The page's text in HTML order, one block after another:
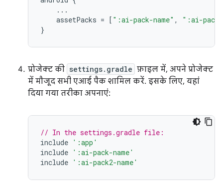
...
assetPacks = [ ":ai-pack-name" ,
":ai-
}
प्रोजेक्ट की settings.gradle फ़ाइल में, अपने प्रोजेक्ट
में मौजूद सभी एआई पैक शामिल करें. इसके लिए, यहां
दिया गया तरीका अपनाएं:
// In the settings.gradle file:
include ':app'
include ':ai-pack-name'
include ':ai-pack2-name'